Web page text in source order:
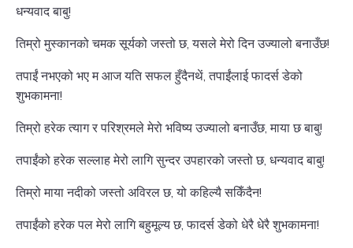
धन्यवाद बाबु!
तिम्रो मुस्कानको चमक सूर्यको जस्तो छ, यसले मेरो दिन उज्यालो बनाउँछ!
तपाईं नभएको भए म आज यति सफल हुँदैनथें, तपाईंलाई फादर्स डेको
शुभकामना!
तिम्रो हरेक त्याग र परिश्रमले मेरो भविष्य उज्यालो बनाउँछ, माया छ बाबु!
तपाईंको हरेक सल्लाह मेरो लागि सुन्दर उपहारको जस्तो छ, धन्यवाद बाबु!
तिम्रो माया नदीको जस्तो अविरल छ, यो कहिल्यै सकिँदैन!
तपाईंको हरेक पल मेरो लागि बहुमूल्य छ, फादर्स डेको धेरै धेरै शुभकामना!